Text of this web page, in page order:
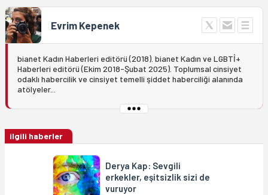
Evrim Kepenek
bianet Kadın Haberleri editörü (2018). bianet Kadın ve LGBTİ+
Haberleri editörü (Ekim 2018-Şubat 2025). Toplumsal cinsiyet
odaklı habercilik ve cinsiyet temelli şiddet haberciliği alanında
atölyeler...
ilgili haberler
Derya Kap: Sevgili
erkekler, eşitsizlik sizi de
vuruyor